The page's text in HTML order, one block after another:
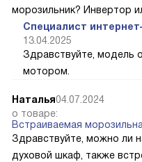
морозильник? Инвертор
Специалист
13.04.2025
Здравствуйте, модель
мотором.
Наталья04.07.2024
о товаре:
Встраиваемая
Здравствуйте, можно ли
духовой шкаф, также